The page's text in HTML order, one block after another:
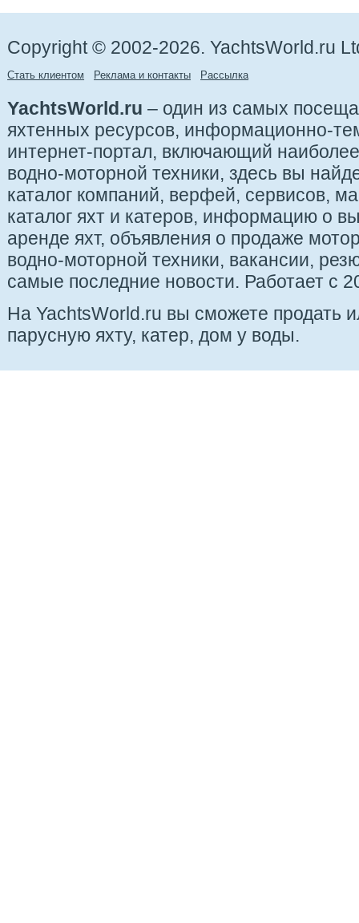
Copyright © 2002-2026. YachtsWorld.ru
Стать клиентом Реклама и контакты Рассылка
YachtsWorld.ru – один из самых
яхтенных ресурсов, информационно-
интернет-портал, включающий
водно-моторной техники, здесь вы
каталог компаний, верфей, сервисов,
каталог яхт и катеров, информацию о
аренде яхт, объявления о продаже
водно-моторной техники, вакансии,
самые последние новости. Работает с
На YachtsWorld.ru вы сможете продать
парусную яхту, катер, дом у воды.